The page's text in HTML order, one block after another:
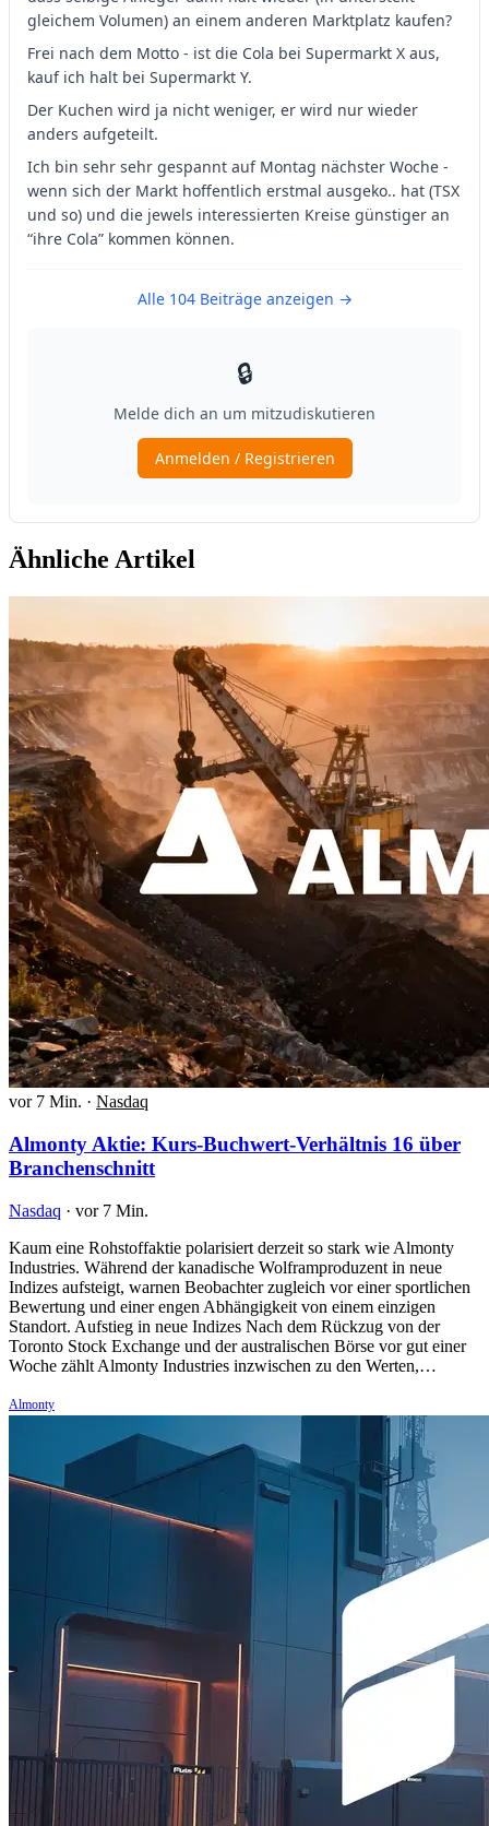
Ähnliche Artikel
vor 7 Min. · Nasdaq
Almonty Aktie: Kurs-Buchwert-Verhältnis 16 über
Branchenschnitt
Nasdaq · vor 7 Min.
Kaum eine Rohstoffaktie polarisiert derzeit so stark wie Almonty
Industries. Während der kanadische Wolframproduzent in neue
Indizes aufsteigt, warnen Beobachter zugleich vor einer sportlichen
Bewertung und einer engen Abhängigkeit von einem einzigen
Standort. Aufstieg in neue Indizes Nach dem Rückzug von der
Toronto Stock Exchange und der australischen Börse vor gut einer
Woche zählt Almonty Industries inzwischen zu den Werten,…
Almonty